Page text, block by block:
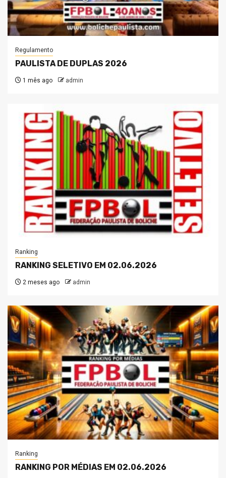
Regulamento
PAULISTA DE DUPLAS 2026
1 mês ago admin
Ranking
RANKING SELETIVO EM 02.06.2026
2 meses ago admin
Ranking
RANKING POR MÉDIAS EM 02.06.2026